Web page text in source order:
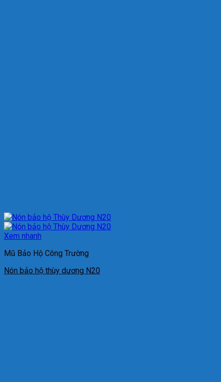
Xem nhanh
Mũ Bảo Hộ Công Trường
Nón bảo hộ thùy dương N20